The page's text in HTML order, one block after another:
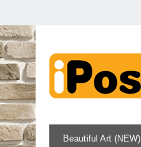
Beautiful Art (NEW)